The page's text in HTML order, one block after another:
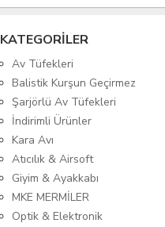
KATEGORİLER
Av Tüfekleri
Balistik Kurşun Geçirmez
Şarjörlü Av Tüfekleri
İndirimli Ürünler
Kara Avı
Atıcılık & Airsoft
Giyim & Ayakkabı
MKE MERMİLER
Optik & Elektronik